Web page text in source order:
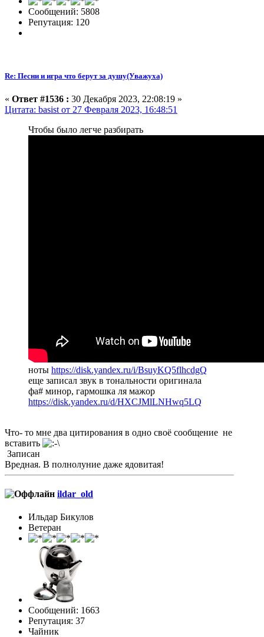
Сообщений: 5808
Репутация: 120
Re: Песни и игра что берут за душу(Уважуха)
« Ответ #1536 : 30 Декабря 2023, 22:08:19 »
Цитата: basist от 27 Февраля 2023, 16:48:51
Чтобы было легче разбирать
ноты https://disk.yandex.ru/i/BsuyKQ5flhcdgQ
еще записал звук в тональности оригинала
фа# минор, гармошка ля мажор
https://disk.yandex.ru/d/HXCJMlLNHwq5LQ
Что- то мне два цитирования в одно своё сообщение не
вставить
Записан
Вредная. В полнолуние даже ядовитая!
ildar_old
Ильдар Бикулов
Ветеран
Сообщений: 1663
Репутация: 37
Чайник